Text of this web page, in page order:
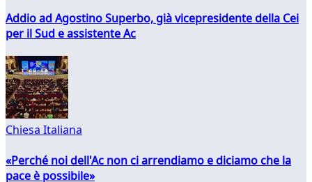
Addio ad Agostino Superbo, già vicepresidente della Cei
per il Sud e assistente Ac
Chiesa Italiana
«Perché noi dell'Ac non ci arrendiamo e diciamo che la
pace è possibile»